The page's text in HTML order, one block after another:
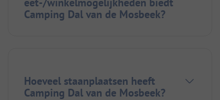
Camping Dal van de Mosbeek?
Hoeveel staanplaatsen heeft
Camping Dal van de Mosbeek?